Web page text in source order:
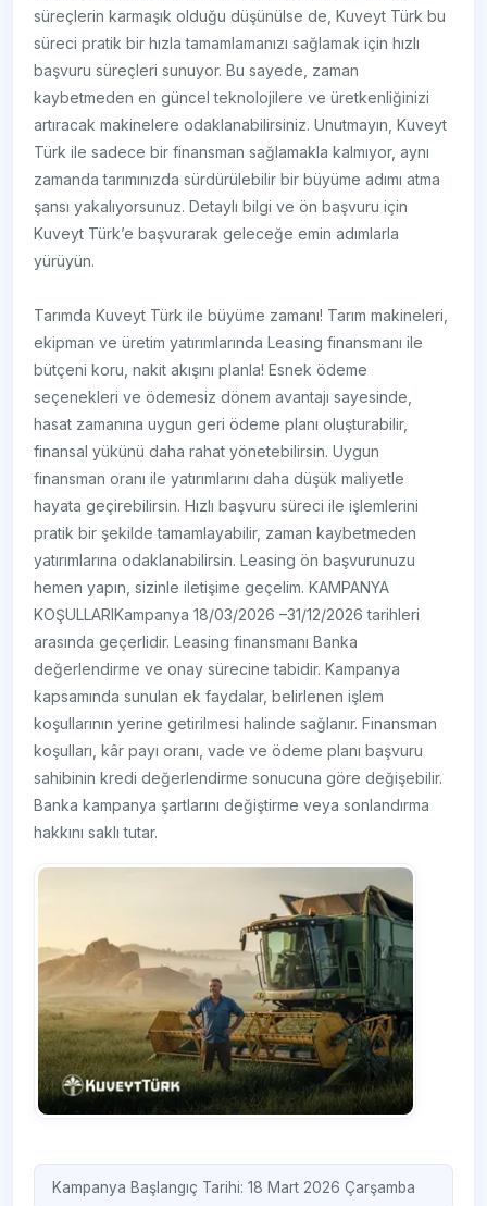
süreçlerin karmaşık olduğu düşünülse de, Kuveyt Türk bu
süreci pratik bir hızla tamamlamanızı sağlamak için hızlı
başvuru süreçleri sunuyor. Bu sayede, zaman
kaybetmeden en güncel teknolojilere ve üretkenliğinizi
artıracak makinelere odaklanabilirsiniz. Unutmayın, Kuveyt
Türk ile sadece bir finansman sağlamakla kalmıyor, aynı
zamanda tarımınızda sürdürülebilir bir büyüme adımı atma
şansı yakalıyorsunuz. Detaylı bilgi ve ön başvuru için
Kuveyt Türk’e başvurarak geleceğe emin adımlarla
yürüyün.
Tarımda Kuveyt Türk ile büyüme zamanı! Tarım makineleri,
ekipman ve üretim yatırımlarında Leasing finansmanı ile
bütçeni koru, nakit akışını planla! Esnek ödeme
seçenekleri ve ödemesiz dönem avantajı sayesinde,
hasat zamanına uygun geri ödeme planı oluşturabilir,
finansal yükünü daha rahat yönetebilirsin. Uygun
finansman oranı ile yatırımlarını daha düşük maliyetle
hayata geçirebilirsin. Hızlı başvuru süreci ile işlemlerini
pratik bir şekilde tamamlayabilir, zaman kaybetmeden
yatırımlarına odaklanabilirsin. Leasing ön başvurunuzu
hemen yapın, sizinle iletişime geçelim. KAMPANYA
KOŞULLARIKampanya 18/03/2026 –31/12/2026 tarihleri
arasında geçerlidir. Leasing finansmanı Banka
değerlendirme ve onay sürecine tabidir. Kampanya
kapsamında sunulan ek faydalar, belirlenen işlem
koşullarının yerine getirilmesi halinde sağlanır. Finansman
koşulları, kâr payı oranı, vade ve ödeme planı başvuru
sahibinin kredi değerlendirme sonucuna göre değişebilir.
Banka kampanya şartlarını değiştirme veya sonlandırma
hakkını saklı tutar.
Kampanya Başlangıç Tarihi: 18 Mart 2026 Çarşamba